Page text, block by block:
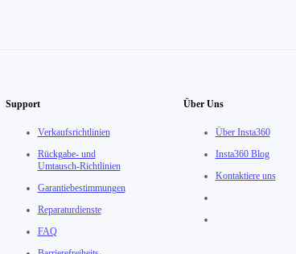
Support
Verkaufsrichtlinien
Rückgabe- und
Umtausch-Richtlinien
Garantiebestimmungen
Reparaturdienste
FAQ
Über Uns
Über Insta360
Insta360 Blog
Kontaktiere uns